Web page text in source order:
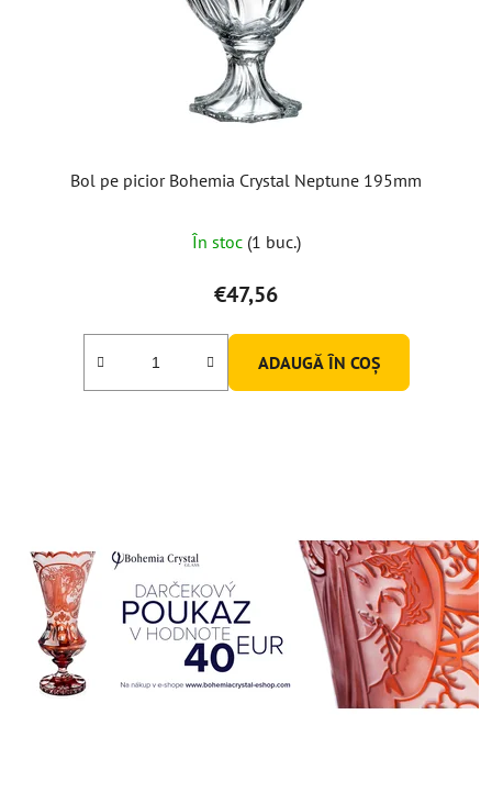
Bol pe picior Bohemia Crystal Neptune 195mm
În stoc (1 buc.)
€47,56
ADAUGĂ ÎN COŞ